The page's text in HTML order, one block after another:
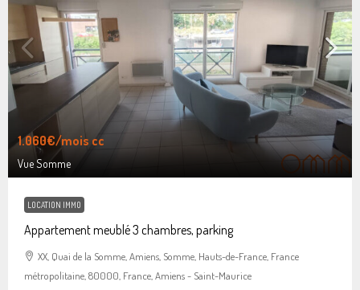
1.060€/mois cc
Vue Somme
LOCATION IMMO
Appartement meublé 3 chambres, parking
XX, Quai de la Somme, Amiens, Somme, Hauts-de-France, France
métropolitaine, 80000, France, Amiens - Saint-Maurice